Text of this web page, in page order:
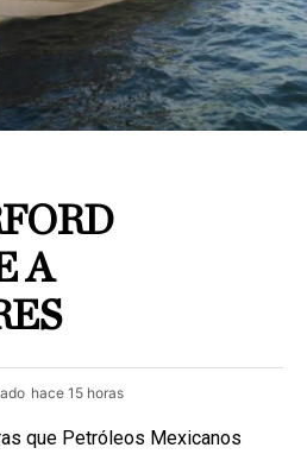
A
hace 15 horas
que Petróleos Mexicanos